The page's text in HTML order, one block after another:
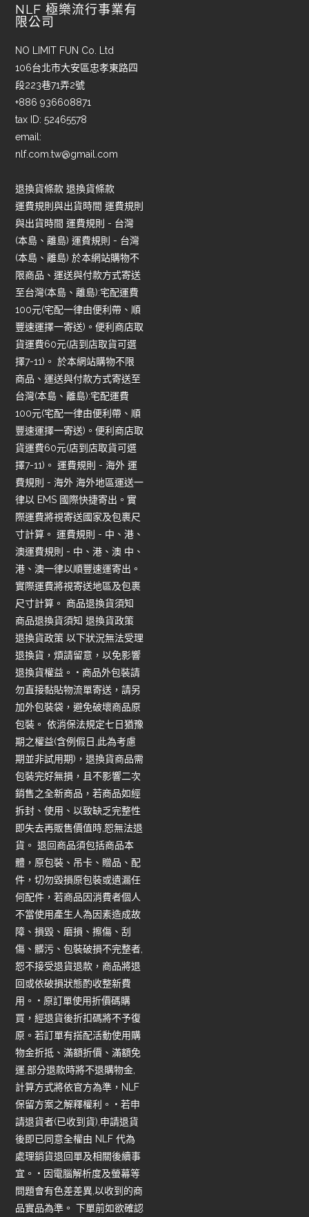
NLF 極樂流行事業有
限公司
NO LIMIT FUN Co. Ltd
106台北市大安區忠孝東路四
段223巷71弄2號
+886 936608871
tax ID: 52465578
email:
nlf.com.tw@gmail.com
退換貨條款 退換貨條款
運費規則與出貨時間 運費規則
與出貨時間 運費規則 - 台灣
(本島、離島) 運費規則 - 台灣
(本島、離島) 於本網站購物不
限商品、運送與付款方式寄送
至台灣(本島、離島):宅配運費
100元(宅配一律由便利帶、順
豐速運擇一寄送)。便利商店取
貨運費60元(店到店取貨可選
擇7-11)。 於本網站購物不限
商品、運送與付款方式寄送至
台灣(本島、離島):宅配運費
100元(宅配一律由便利帶、順
豐速運擇一寄送)。便利商店取
貨運費60元(店到店取貨可選
擇7-11)。 運費規則 - 海外 運
費規則 - 海外 海外地區運送一
律以 EMS 國際快捷寄出。實
際運費將視寄送國家及包裹尺
寸計算。 運費規則 - 中、港、
澳運費規則 - 中、港、澳 中、
港、澳一律以順豐速運寄出。
實際運費將視寄送地區及包裹
尺寸計算。 商品退換貨須知
商品退換貨須知 退換貨政策
退換貨政策 以下狀況無法受理
退換貨，煩請留意，以免影響
退換貨權益。 • 商品外包裝請
勿直接黏貼物流單寄送，請另
加外包裝袋，避免破壞商品原
包裝。 依消保法規定七日猶豫
期之權益(含例假日,此為考慮
期並非試用期)，退換貨商品需
包裝完好無損，且不影響二次
銷售之全新商品，若商品如經
拆封、使用、以致缺乏完整性
即失去再販售價值時,恕無法退
貨。 退回商品須包括商品本
體，原包裝、吊卡、贈品、配
件，切勿毀損原包裝或遺漏任
何配件，若商品因消費者個人
不當使用產生人為因素造成故
障、損毀、磨損、擦傷、刮
傷、髒污、包裝破損不完整者,
恕不接受退貨退款，商品將退
回或依破損狀態酌收整新費
用。 • 原訂單使用折價碼購
買，經退貨後折扣碼將不予復
原。若訂單有搭配活動使用購
物金折抵、滿額折價、滿額免
運,部分退款時將不退購物金,
計算方式將依官方為準，NLF
保留方案之解釋權利。 • 若申
請退貨者(已收到貨),申請退貨
後即已同意全權由 NLF 代為
處理銷貨退回單及相關後續事
宜。 • 因電腦解析度及螢幕等
問題會有色差差異,以收到的商
品實品為準。 下單前如欲確認